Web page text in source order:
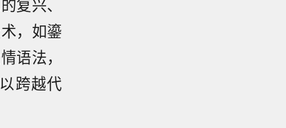
，如鎏
语法，
跨越代